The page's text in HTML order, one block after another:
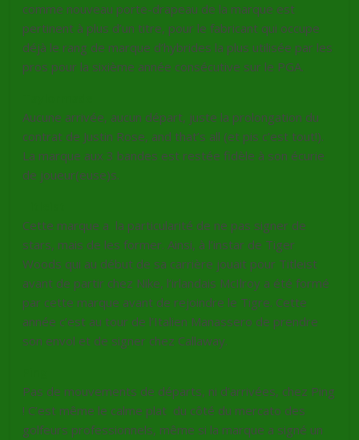
comme nouveau porte-drapeau de la marque est
pertinent à plus d’un titre, pour le fabricant qui occupe
déjà le rang de marque d’hybrides la plus utilisée par les
pros pour la sixième année consécutive sur le PGA.
Aucune arrivée, aucun départ, juste la prolongation du
contrat de Justin Rose, and that’s all (et pis c’est tout!).
La marque aux 3 bandes est restée fidèle à son écurie
de joueur(euse)s.
Cette marque a la particularité de ne pas signer de
stars, mais de les former. Ainsi, à l’instar de Tiger
Woods qui au début de sa carrière jouait pour Titleist
avant de partir chez Nike, l’irlandais McIlroy a été formé
par cette marque avant de rejoindre le Tigre. Cette
année c’est au tour de l’Italien Manassero de prendre
son envol et de signer chez Callaway.
Pas de mouvements de départs, ni d’arrivées, chez Ping
! C’est même le calme plat du côté du mercato des
golfeurs professionnels, même si la marque a signé un